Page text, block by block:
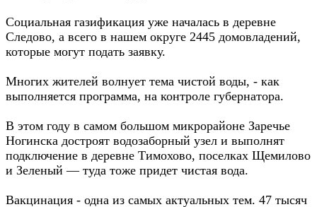
Социальная газификация уже началась в деревне
Следово, а всего в нашем округе 2445 домовладений,
которые могут подать заявку.
Многих жителей волнует тема чистой воды, - как
выполняется программа, на контроле губернатора.
В этом году в самом большом микрорайоне Заречье
Ногинска достроят водозаборный узел и выполнят
подключение в деревне Тимохово, поселках Щемилово
и Зеленый — туда тоже придет чистая вода.
Вакцинация - одна из самых актуальных тем. 47 тысяч